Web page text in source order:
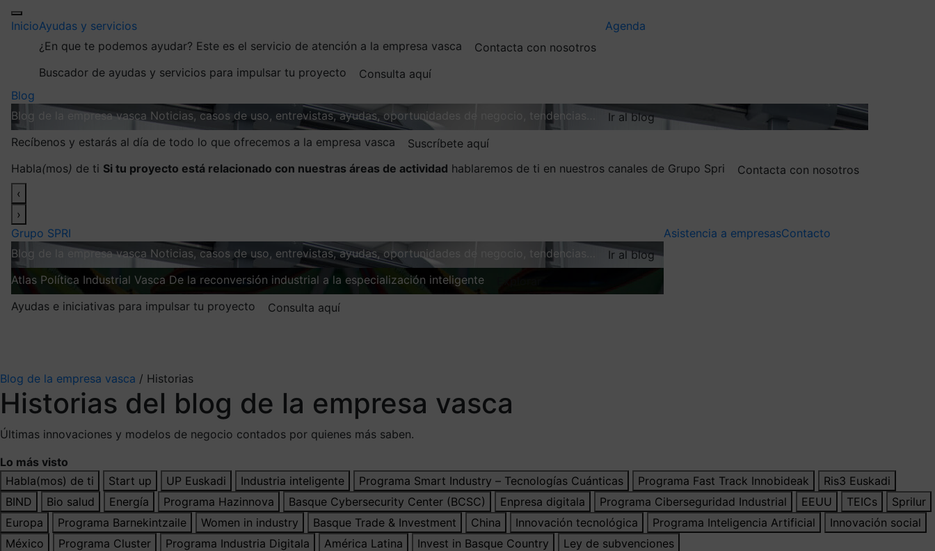
InicioAyudas y servicios
¿En que te podemos ayudar? Este es el servicio de atención a la empresa vasca
Contacta con nosotros
Buscador de ayudas y servicios para impulsar tu proyecto
Consulta aquí
Agenda
Blog
Blog de la empresa vasca Noticias, casos de uso, entrevistas, ayudas, oportunidades de negocio, tendencias…
Ir al blog
Recíbenos y estarás al día de todo lo que ofrecemos a la empresa vasca
Suscríbete aquí
Habla(mos) de ti Si tu proyecto está relacionado con nuestras áreas de actividad hablaremos de ti en nuestros canales de Grupo Spri
Contacta con nosotros
‹
›
Grupo SPRI
Blog de la empresa vasca Noticias, casos de uso, entrevistas, ayudas, oportunidades de negocio, tendencias…
Ir al blog
Atlas Política Industrial Vasca De la reconversión industrial a la especialización inteligente
Ayudas e iniciativas para impulsar tu proyecto
Consulta aquí
Asistencia a empresasContacto
Blog de la empresa vasca / Historias
Historias del blog de la empresa vasca
Últimas innovaciones y modelos de negocio contados por quienes más saben.
Lo más visto
Habla(mos) de ti
Start up UP Euskadi Industria inteligente Programa Smart Industry – Tecnologías Cuánticas Programa Fast Track Innobideak
Ris3 Euskadi
BIND
Bio salud Energía Programa Hazinnova Basque Cybersecurity Center (BCSC) Enpresa digitala Programa Ciberseguridad Industrial EEUU TEICs
Sprilur
Europa
Programa Barnekintzaile Women in industry Basque Trade & Investment China Innovación tecnológica Programa Inteligencia Artificial
Innovación social
México
Programa Cluster Programa Industria Digitala América Latina Invest in Basque Country
Ley de subvenciones